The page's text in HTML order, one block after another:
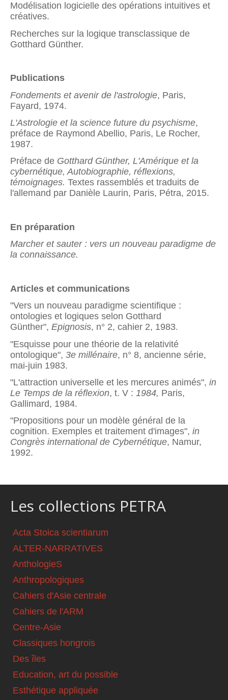
Modélisation logicielle des opérations intuitives et
créatives.
Recherches sur la logique transclassique de
Gotthard Günther.
Publications
Fondements et avenir de l'astrologie, Paris,
Fayard, 1974.
L'Astrologie et la science future du psychisme,
préface de Raymond Abellio, Paris, Le Rocher,
1987.
Préface de Gotthard Günther, L'Amérique et la
cybernétique, Autobiographie, réflexions,
témoignages. Textes rassemblés et traduits de
l'allemand par Danièle Laurin, Paris, Pétra, 2015.
En préparation
Marcher et sauter : vers un nouveau paradigme de
la connaissance.
Articles et communications
"Vers un nouveau paradigme scientifique :
ontologies et logiques selon Gotthard
Günther", Epignosis, n° 2, cahier 2, 1983.
"Esquisse pour une théorie de la relativité
ontologique", 3e millénaire, n° 8, ancienne série,
mai-juin 1983.
"L'attraction universelle et les mercures animés", in
Le Temps de la réflexion, t. V : 1984, Paris,
Gallimard, 1984.
"Propositions pour un modèle général de la
cognition. Exemples et traitement d'images", in
Congrès international de Cybernétique, Namur,
1992.
Les collections PETRA
Acta Stoica scientiarum
ALTER-NARRATIVES
AnthologieS
Anthropologiques
Cahiers d'Asie centrale
Cahiers de l'ARM
Centre-Asie
Classiques hongrois
Des îles
Education, art du possible
Esthétique appliquée